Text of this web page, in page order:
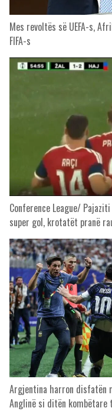
Mes revoltës së UEFA-s,
FIFA-s
Conference League/
super gol, krotatët pranë
Argjentina harron disfatën
Anglinë si ditën